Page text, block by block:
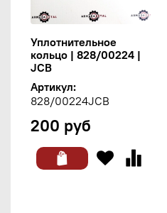
Уплотнительное
кольцо | 828/00224 |
JCB
Артикул:
828/00224JCB
200 руб